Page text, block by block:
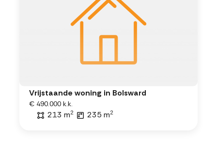
Vrijstaande woning in Bolsward
€ 490.000 k.k.
213 m2 235 m2